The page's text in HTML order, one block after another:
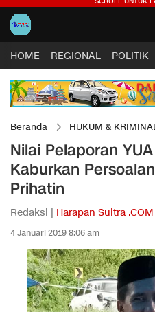
HOME REGIONAL POLITIK
Beranda HUKUM &
Nilai Pelaporan
Kaburkan
Prihatin
Redaksi | Harapan Sultra
4 Januari 2019 8:06 am